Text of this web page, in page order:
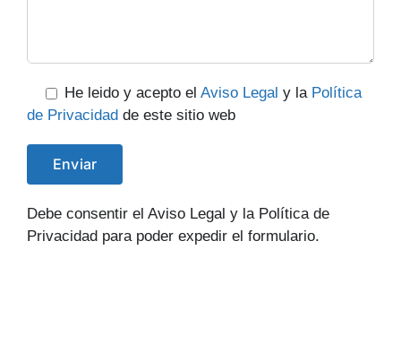
He leido y acepto el Aviso Legal y la Política
de Privacidad de este sitio web
Debe consentir el Aviso Legal y la Política de
Privacidad para poder expedir el formulario.